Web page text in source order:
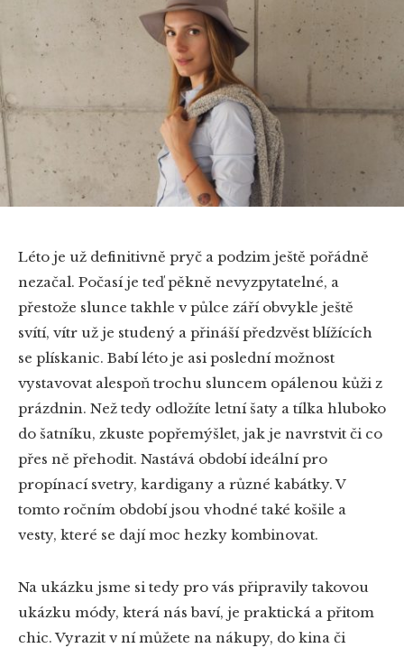
Léto je už definitivně pryč a podzim ještě pořádně
nezačal. Počasí je teď pěkně nevyzpytatelné, a
přestože slunce takhle v půlce září obvykle ještě
svítí, vítr už je studený a přináší předzvěst blížících
se plískanic. Babí léto je asi poslední možnost
vystavovat alespoň trochu sluncem opálenou kůži z
prázdnin. Než tedy odložíte letní šaty a tílka hluboko
do šatníku, zkuste popřemýšlet, jak je navrstvit či co
přes ně přehodit. Nastává období ideální pro
propínací svetry, kardigany a různé kabátky. V
tomto ročním období jsou vhodné také košile a
vesty, které se dají moc hezky kombinovat.
Na ukázku jsme si tedy pro vás připravily takovou
ukázku módy, která nás baví, je praktická a přitom
chic. Vyrazit v ní můžete na nákupy, do kina či